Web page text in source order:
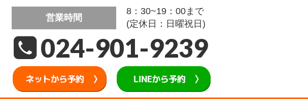
営業時間
8：30~19：00まで
(定休日：日曜祝日)
024-901-9239